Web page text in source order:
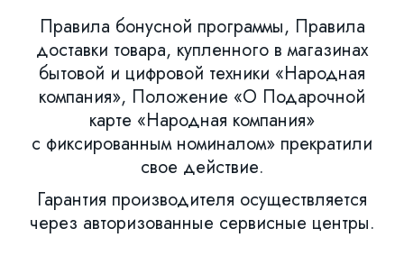
Правила бонусной программы, Правила
доставки товара, купленного в магазинах
бытовой и цифровой техники «Народная
компания», Положение «О Подарочной
карте «Народная компания»
с фиксированным номиналом» прекратили
свое действие.
Гарантия производителя осуществляется
через авторизованные сервисные центры.